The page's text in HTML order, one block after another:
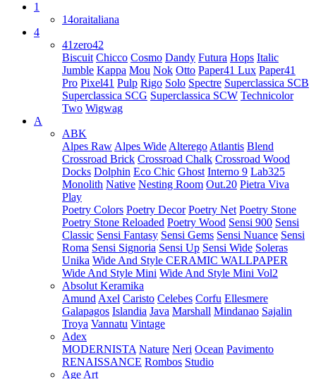
1
14oraitaliana
4
41zero42
Biscuit Chicco Cosmo Dandy Futura Hops Italic
Jumble Kappa Mou Nok Otto Paper41 Lux Paper41
Pro Pixel41 Pulp Rigo Solo Spectre Superclassica SCB
Superclassica SCG Superclassica SCW Technicolor
Two Wigwag
A
ABK
Alpes Raw Alpes Wide Alterego Atlantis Blend
Crossroad Brick Crossroad Chalk Crossroad Wood
Docks Dolphin Eco Chic Ghost Interno 9 Lab325
Monolith Native Nesting Room Out.20 Pietra Viva
Play
Poetry Colors Poetry Decor Poetry Net Poetry Stone
Poetry Stone Reloaded Poetry Wood Sensi 900 Sensi
Classic Sensi Fantasy Sensi Gems Sensi Nuance Sensi
Roma Sensi Signoria Sensi Up Sensi Wide Soleras
Unika Wide And Style CERAMIC WALLPAPER
Wide And Style Mini Wide And Style Mini Vol2
Absolut Keramika
Amund Axel Caristo Celebes Corfu Ellesmere
Galapagos Islandia Java Marshall Mindanao Sajalin
Troya Vannatu Vintage
Adex
MODERNISTA Nature Neri Ocean Pavimento
RENAISSANCE Rombos Studio
Age Art